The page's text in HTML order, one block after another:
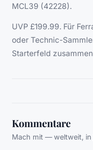
MCL39 (42228).
UVP £199.99. Für
oder Technic-
Starterfeld
Kommentare
Mach mit — weltweit, in